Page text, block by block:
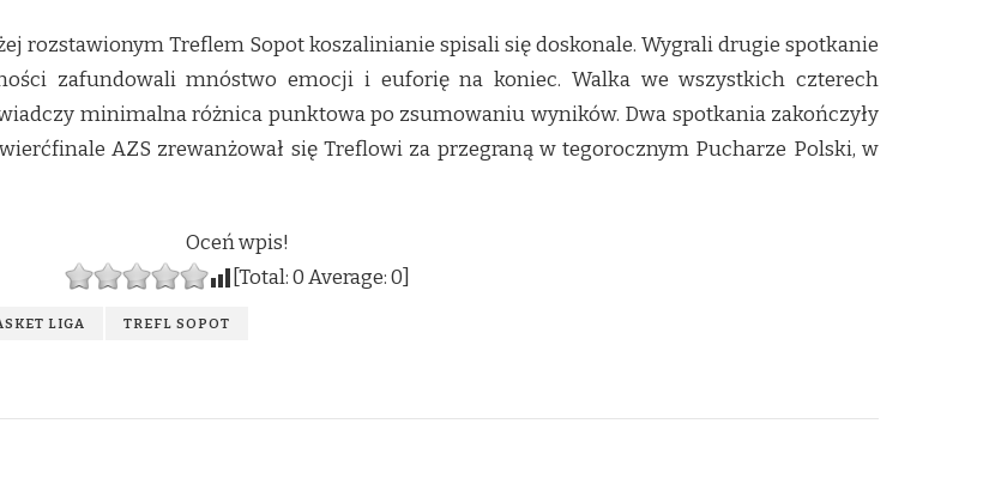
rozstawionym Treflem Sopot koszalinianie spisali się doskonale. Wygrali drugie spotkanie
zafundowali mnóstwo emocji i euforię na koniec. Walka we wszystkich czterech
minimalna różnica punktowa po zsumowaniu wyników. Dwa spotkania zakończyły
AZS zrewanżował się Treflowi za przegraną w tegorocznym Pucharze Polski, w
Oceń wpis!
[Total:0Average:0]
LIGA TREFL SOPOT